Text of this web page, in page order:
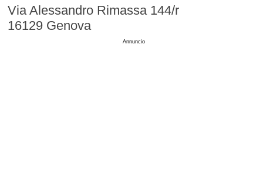
Via Alessandro Rimassa 144/r
16129 Genova
Annuncio